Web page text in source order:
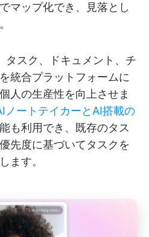
マップ化でき、見落とし
タスク、ドキュメント、チ
統合プラットフォームに
人の生産性を向上させま
ノートテイカーとAI搭載の
も利用でき、既存のタス
先度に基づいてタスクを
ます。